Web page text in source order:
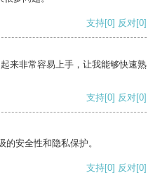
支持[0] 反对[0]
来非常容易上手，让我能够快速熟
支持[0] 反对[0]
安全性和隐私保护。
支持[0] 反对[0]